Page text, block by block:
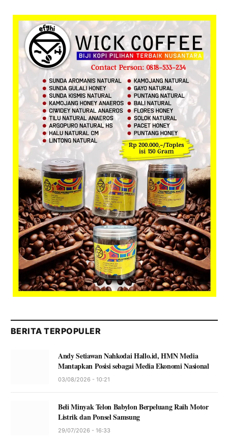
BERITA TERPOPULER
Andy Setiawan Nahkodai Hallo.id, HMN Media
Mantapkan Posisi sebagai Media Ekonomi Nasional
03/08/2026 - 10:21
Beli Minyak Telon Babylon Berpeluang Raih Motor
Listrik dan Ponsel Samsung
29/07/2026 - 16:33